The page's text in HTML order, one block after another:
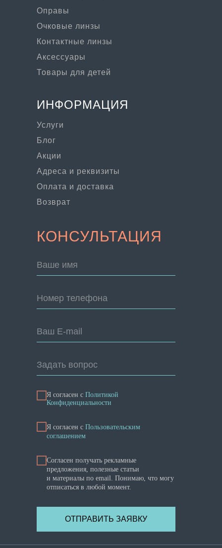
Очковые линзы
Оправы
Контактные линзы
Аксессуары
Товары для детей
ИНФОРМАЦИЯ
Услуги
Адреса и реквизиты
КОНСУЛЬТАЦИЯ
Ваше имя
Номер телефона
Ваш E-mail
Задать вопрос
Я согласен с Политикой
Конфиденциальности
Я cогласен с Пользовательским
соглашением
Согласен получать рекламные
предложения, полезные статьи
и материалы по email. Понимаю, что могу
отписаться в любой момент.
ОТПРАВИТЬ ЗАЯВКУ
Оплата и доставка
Возврат
Блог
Акции